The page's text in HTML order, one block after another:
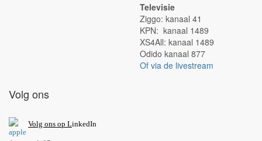
Televisie
Ziggo: kanaal 41
KPN: kanaal 1489
XS4All: kanaal 1489
Odido kanaal 877
Of via de livestream
Volg ons
Volg ons op LinkedIn